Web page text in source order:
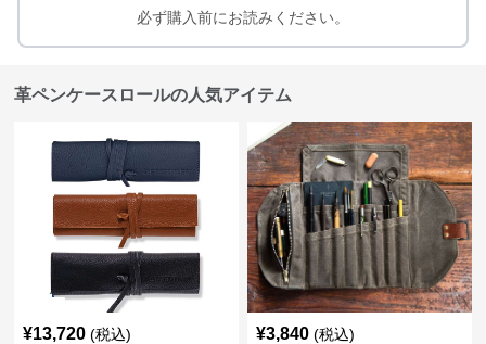
必ず購入前にお読みください。
革ペンケースロールの人気アイテム
¥13,720 (税込) ¥3,840 (税込)